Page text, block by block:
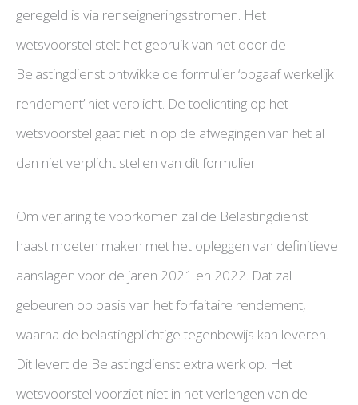
geregeld is via renseigneringsstromen. Het
wetsvoorstel stelt het gebruik van het door de
Belastingdienst ontwikkelde formulier ‘opgaaf werkelijk
rendement’ niet verplicht. De toelichting op het
wetsvoorstel gaat niet in op de afwegingen van het al
dan niet verplicht stellen van dit formulier.
Om verjaring te voorkomen zal de Belastingdienst
haast moeten maken met het opleggen van definitieve
aanslagen voor de jaren 2021 en 2022. Dat zal
gebeuren op basis van het forfaitaire rendement,
waarna de belastingplichtige tegenbewijs kan leveren.
Dit levert de Belastingdienst extra werk op. Het
wetsvoorstel voorziet niet in het verlengen van de